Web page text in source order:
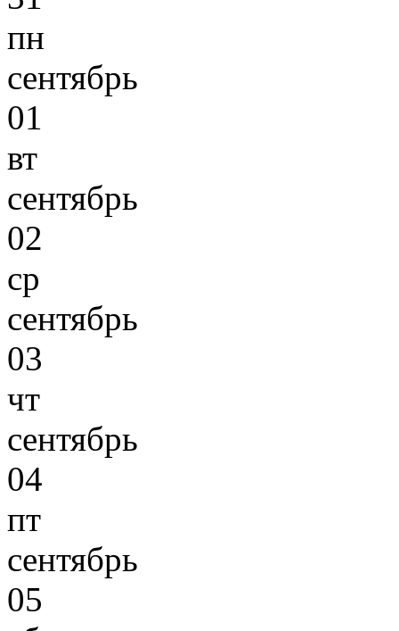
пн
сентябрь
01
вт
сентябрь
02
ср
сентябрь
03
чт
сентябрь
04
пт
сентябрь
05